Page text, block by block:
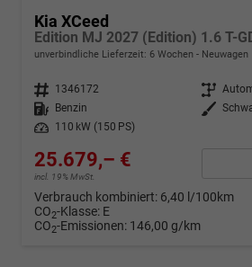
Kia XCeed
unverbindliche Lieferzeit: 6 Wochen Neuwagen
Fahrzeugnr. 1346172 Getriebe
Kraftstoff
Benzin Außenfarbe
Leistung
110 kW (150 PS)
25.679,– €
incl. 19% MwSt.
Verbrauch kombiniert: 6,40 l/100km
CO2-Klasse: E
CO2-Emissionen: 146,00 g/km